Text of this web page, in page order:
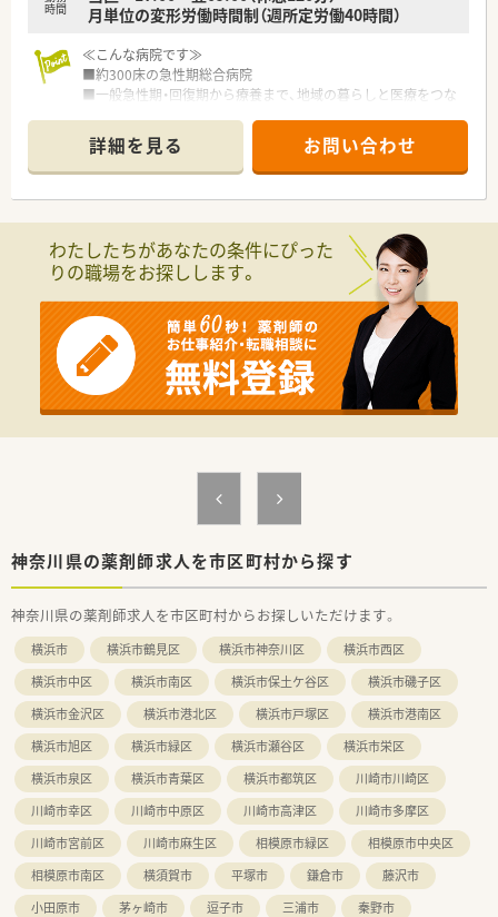
■認定薬剤師も多く在籍する病院です。スキルアップには最適
■薬剤師13名体制、業務はローテーション制の為様々な経験を
積みオールラウンダーの薬剤師を目指したい方におすすめで
す。
境です。
■急性期医療と精神科の専門分野を同時に学べる環境です。
≪病院概要≫
総病床数:306床（一般151床 精神155床）
内科, 呼吸器科, 循環器科, 消化器科, 外科, 整形外科, 眼科, 泌尿器
科, 透析, 小児科, 精神科,神経内科,腎臓内科,糖尿病内科,内分泌内
科,肛門外科,リハビリテーション科,麻酔科,放射線科
◆薬剤師数
薬剤師13名
時間
月単位の変形労働時間制（週所定労働40時間）
≪こんな病院です≫
■約300床の急性期総合病院
■一般急性期・回復期から療養まで、地域の暮らしと医療をつな
■チーム医療で多職種連携を学ぶことができます。
■外来がん治療や感染制御、小児薬物療法といった認定専門資格
を持って活躍する薬剤師さんが多数在籍しています。
■注射払出業務
■製剤業務
■薬剤管理指導
■病棟薬剤業務
■化学療法
■当直は月2～3回程度。
≪おすすめポイント≫
■急性期、回復期、療養と幅広く経験できる環境です。
■中途入職の方には、それぞれのキャリアに合わせて、内規を中
心に各項目チェックシートを使用して丁寧に説明します。
◆病床数
352床（一般88床、回復期リハ90床、地域包括医療病棟43床、地域
包括ケア病棟45床、療養78床）
◆診療科目
内科, 循環器科, 外科, 脳外科, 整形外科, 形成外科, 耳鼻科, 眼科,
皮膚科, 小児科, 婦人科, 泌尿器科 ,総合診療科,神経内科, 糖尿内
科, 漢方内科,人工関節・リウマチ
◆薬剤師数
薬剤師 常勤13名 助手5名
詳細を見る お問い合わせ
わたしたちがあなたの条件にぴった
りの職場をお探しします。
神奈川県の薬剤師求人を市区町村から探す
神奈川県の薬剤師求人を市区町村からお探しいただけます。
横浜市 横浜市鶴見区 横浜市神奈川区
横浜市西区
横浜市中区
横浜市南区 横浜市保土ケ谷区
横浜市磯子区
横浜市金沢区
横浜市港北区 横浜市戸塚区
横浜市港南区
横浜市旭区
横浜市緑区 横浜市瀬谷区
横浜市栄区
横浜市泉区
横浜市青葉区 横浜市都筑区
川崎市川崎区
川崎市幸区
川崎市中原区 川崎市高津区
川崎市多摩区
川崎市宮前区
川崎市麻生区 相模原市緑区
相模原市中央区
相模原市南区
横須賀市 平塚市 鎌倉市
藤沢市
小田原市
茅ヶ崎市 逗子市 三浦市
秦野市